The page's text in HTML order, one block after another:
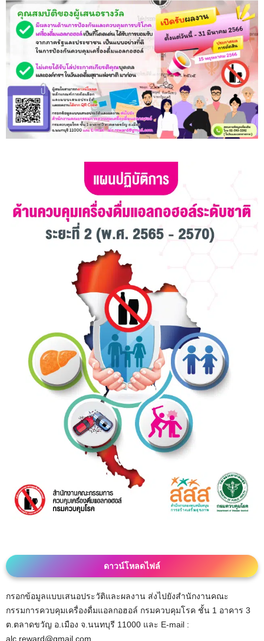
ดาวน์โหลดไฟล์
กรอกข้อมูลแบบเสนอประวัติและผลงาน ส่งไปยังสำนักงานคณะ
กรรมการควบคุมเครื่องดื่มแอลกอฮอล์ กรมควบคุมโรค ชั้น 1 อาคาร 3
ต.ตลาดขวัญ อ.เมือง จ.นนทบุรี 11000 และ E-mail :
alc.reward@gmail.com